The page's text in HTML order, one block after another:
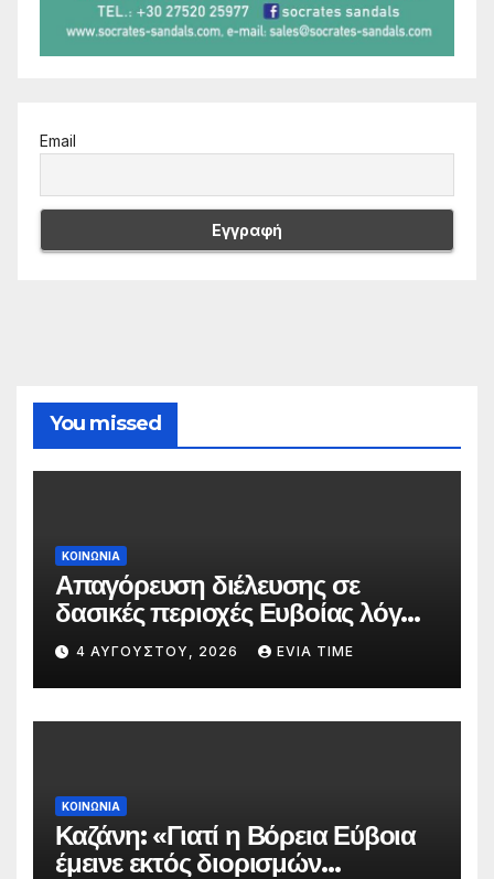
Email
You missed
ΚΟΙΝΩΝΙΑ
Απαγόρευση διέλευσης σε
δασικές περιοχές Ευβοίας λόγω
πολύ υψηλού κινδύνου
πυρκαγιάς
4 ΑΥΓΟΎΣΤΟΥ, 2026 EVIA TIME
ΚΟΙΝΩΝΙΑ
Καζάνη: «Γιατί η Βόρεια Εύβοια
έμεινε εκτός διορισμών